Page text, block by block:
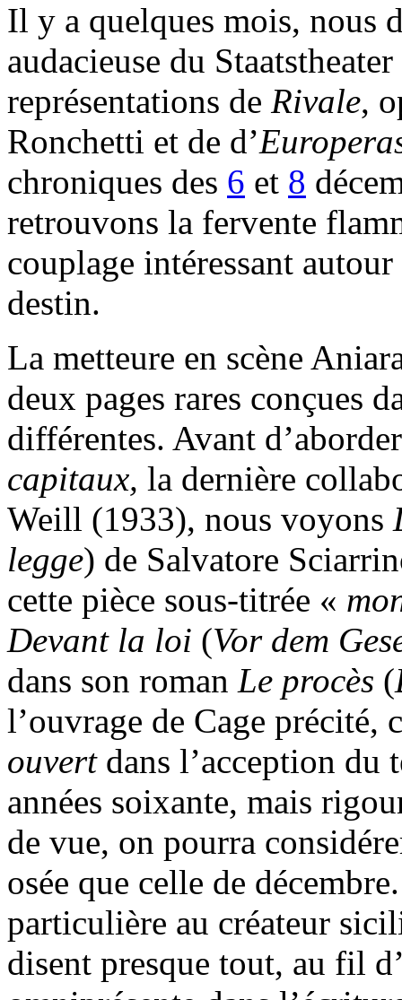
Il y a quelques mois, nous
audacieuse du
représentations de Rivale,
Ronchetti et de d’
chroniques des 6 et 8
retrouvons la fervente
couplage intéressant
destin.
La metteure en scène
deux pages rares conçues
différentes. Avant
capitaux, la dernière
Weill (1933), nous voyons
legge) de Salvatore
cette pièce sous-titrée «
Devant la loi (Vor dem
dans son roman Le procès (
l’ouvrage de Cage précité,
ouvert dans l’acception du
années soixante, mais
de vue, on pourra
osée que celle de
particulière au créateur
disent presque tout, au fil